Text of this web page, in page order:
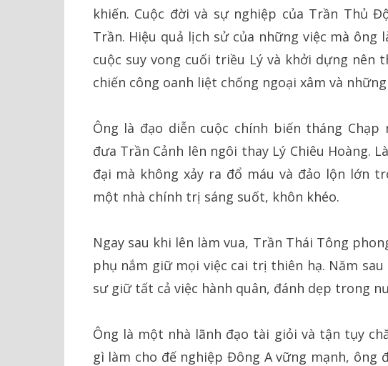
khiến. Cuộc đời và sự nghiệp của Trần Thủ
Trần. Hiệu quả lịch sử của những việc mà ông
cuộc suy vong cuối triều Lý và khởi dựng nên
chiến công oanh liệt chống ngoại xâm và
Ông là đạo diễn cuộc chính biến tháng Chạp
đưa Trần Cảnh lên ngôi thay Lý Chiêu Hoàng.
đại mà không xảy ra đổ máu và đảo lộn lớn
một nhà chính trị sáng suốt, khôn khéo.
Ngay sau khi lên làm vua, Trần Thái Tông
phụ nắm giữ mọi việc cai trị thiên hạ. Năm
sư giữ tất cả việc hành quân, đánh dẹp trong
Ông là một nhà lãnh đạo tài giỏi và tận tụy
gì làm cho đế nghiệp Đông A vững mạnh, ông